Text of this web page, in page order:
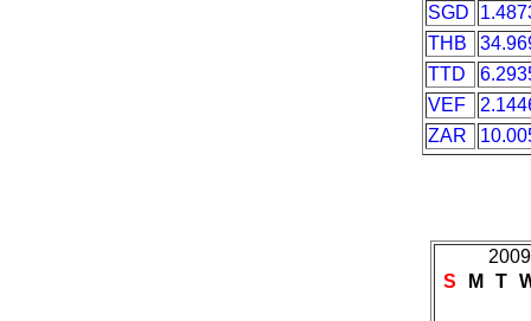
SGD
THB
TTD
VEF
ZAR
S
M T